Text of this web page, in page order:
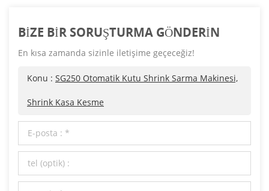
BIZE BIR SORUŞTURMA GÖNDERIN
En kısa zamanda sizinle iletişime geçeceğiz!
Konu : SG250 Otomatik Kutu Shrink Sarma Makinesi,
Shrink Kasa Kesme